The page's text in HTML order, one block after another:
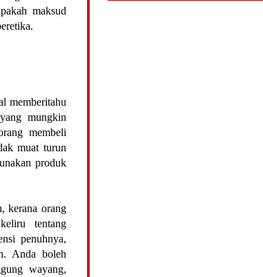
maksud
memberitahu
mungkin
membeli
muat turun
produk
kerana orang
tentang
penuhnya,
Anda boleh
wayang,